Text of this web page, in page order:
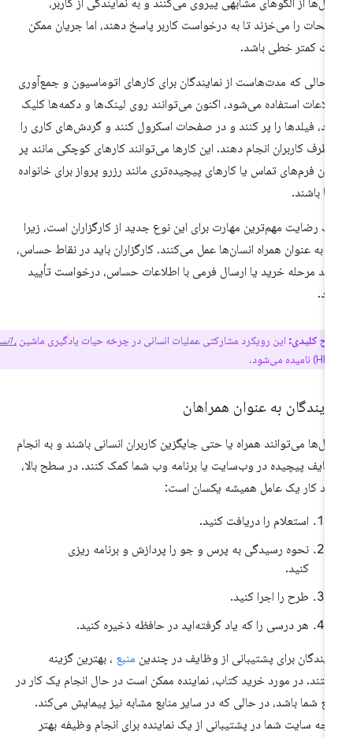
از الگوهای مشابهی پیروی می‌کنند و به نمایندگی از کاربر،
را می‌خزند تا به درخواست کاربر پاسخ دهند، اما جریان ممکن
کمتر خطی باشد.
حالی که مدت‌هاست از نمایندگان برای کارهای اتوماسیون و جمع‌آوری
استفاده می‌شود، اکنون می‌توانند روی لینک‌ها و دکمه‌ها کلیک
فیلدها را پر کنند و در صفحات اسکرول کنند و گردش‌های کاری را
طرف کاربران انجام دهند. این کارها می‌توانند کارهای کوچکی مانند پر
فرم‌های تماس یا کارهای پیچیده‌تری مانند رزرو پرواز برای خانواده
باشند.
رضایت مهم‌ترین مهارت برای این نوع جدید از کارگزاران است، زیرا
به عنوان همراه انسان‌ها عمل می‌کنند. کارگزاران باید در نقاط حساس،
مرحله خرید یا ارسال فرمی با اطلاعات حساس، درخواست تأیید
کلیدی:این رویکرد مشارکتی عملیات انسانی در چرخه حیات یادگیری ماشین، انسان
به عنوان همراهان
می‌توانند همراه یا حتی جایگزین کاربران انسانی باشند و به انجام
پیچیده در وب‌سایت یا برنامه وب شما کمک کنند. در سطح بالا،
کار یک عامل همیشه یکسان است:
استعلام را دریافت کنید.
نحوه رسیدگی به پرس و جو را پردازش و برنامه ریزی
کنید.
طرح را اجرا کنید.
هر درسی را که یاد گرفته‌اید در حافظه ذخیره کنید.
برای پشتیبانی از وظایف در چندینمنبع ، بهترین گزینه
در مورد خرید کتاب، نماینده ممکن است در حال انجام یک کار در
شما باشد، در حالی که در سایر منابع مشابه نیز پیمایش می‌کند.
سایت شما در پشتیبانی از یک نماینده برای انجام وظیفه بهتر